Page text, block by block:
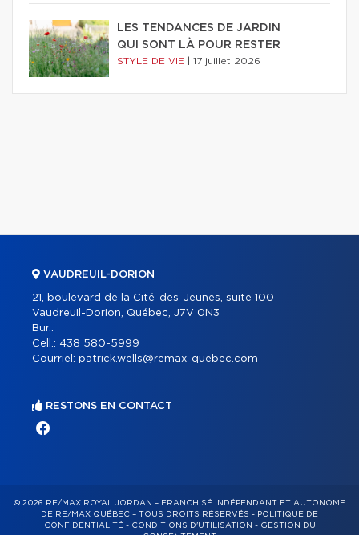
LES TENDANCES DE JARDIN
QUI SONT LÀ POUR RESTER
STYLE DE VIE 17 juillet 2026
VAUDREUIL-DORION
21, boulevard de la Cité-des-Jeunes, suite 100
Vaudreuil-Dorion, Québec, J7V 0N3
Bur.:
Cell.: 438 580-5999
Courriel: patrick.wells@remax-quebec.com
RESTONS EN CONTACT
© 2026 RE/MAX ROYAL JORDAN – FRANCHISÉ INDÉPENDANT ET AUTONOME
DE RE/MAX QUÉBEC – TOUS DROITS RÉSERVÉS - POLITIQUE DE
CONFIDENTIALITÉ- CONDITIONS D'UTILISATION - GESTION DU